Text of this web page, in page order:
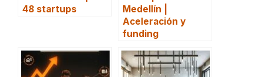
48 startups
Medellín |
Aceleración y
funding